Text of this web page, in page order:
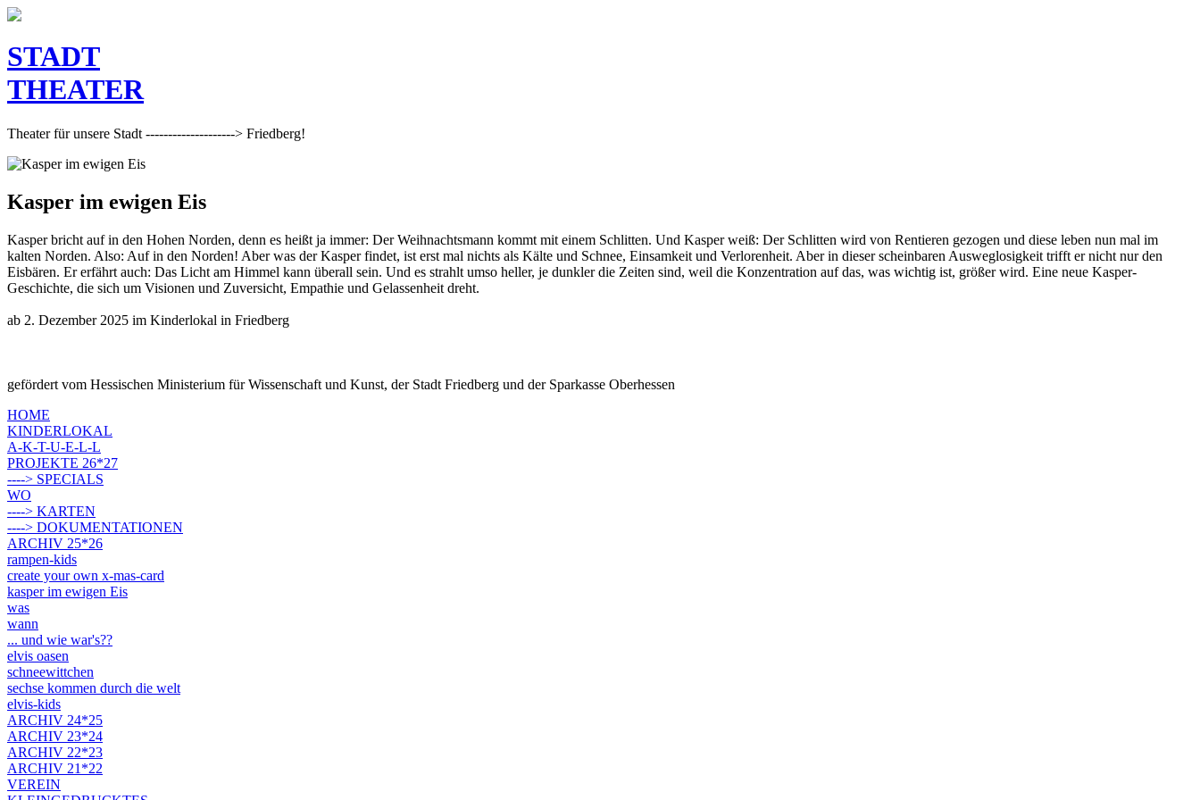
STADT
THEATER
Theater für unsere Stadt --------------------> Friedberg!
Kasper im ewigen Eis
Kasper bricht auf in den Hohen Norden, denn es heißt ja immer: Der Weihnachtsmann kommt mit einem Schlitten. Und Kasper weiß: Der Schlitten wird von Rentieren gezogen und diese leben nun mal im
kalten Norden. Also: Auf in den Norden! Aber was der Kasper findet, ist erst mal nichts als Kälte und Schnee, Einsamkeit und Verlorenheit. Aber in dieser scheinbaren Ausweglosigkeit trifft er nicht nur den
Eisbären. Er erfährt auch: Das Licht am Himmel kann überall sein. Und es strahlt umso heller, je dunkler die Zeiten sind, weil die Konzentration auf das, was wichtig ist, größer wird. Eine neue Kasper-
Geschichte, die sich um Visionen und Zuversicht, Empathie und Gelassenheit dreht.
ab 2. Dezember 2025 im Kinderlokal in Friedberg
gefördert vom Hessischen Ministerium für Wissenschaft und Kunst, der Stadt Friedberg und der Sparkasse Oberhessen
HOME
KINDERLOKAL
A-K-T-U-E-L-L
PROJEKTE 26*27
----> SPECIALS
WO
----> KARTEN
----> DOKUMENTATIONEN
ARCHIV 25*26
rampen-kids
create your own x-mas-card
kasper im ewigen Eis
was
wann
... und wie war's??
elvis oasen
schneewittchen
sechse kommen durch die welt
elvis-kids
ARCHIV 24*25
ARCHIV 23*24
ARCHIV 22*23
ARCHIV 21*22
VEREIN